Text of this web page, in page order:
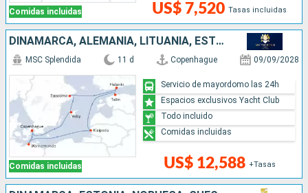
Comidas incluidas US$ 7,520 Tasas incluidas
DINAMARCA, ALEMANIA, LITUANIA, ESTONIA, FINLANDIA, SUECIA
Comidas incluidas
MSC Splendida 11 d Copenhague 09/09/2028
US$ 12,588 +Tasas
Servicio de mayordomo las 24h
Espacios exclusivos Yacht Club
Todo incluido
Comidas incluidas